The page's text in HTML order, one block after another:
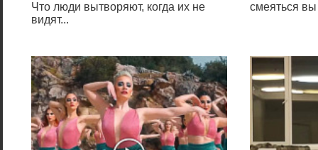
Что люди вытворяют, когда их не
видят...
смеяться вы